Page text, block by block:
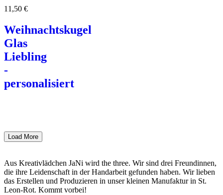
11,50 €
Weihnachtskugel
Glas
Liebling
-
personalisiert
Load More
Aus Kreativlädchen JaNi wird the three. Wir sind drei Freundinnen,
die ihre Leidenschaft in der Handarbeit gefunden haben. Wir lieben
das Erstellen und Produzieren in unser kleinen Manufaktur in St.
Leon-Rot. Kommt vorbei!